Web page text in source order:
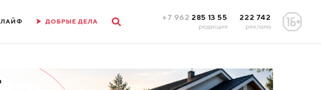
ДОБРЫЕ ДЕЛА +7 962 285 13 55
редакция
222 742
реклама